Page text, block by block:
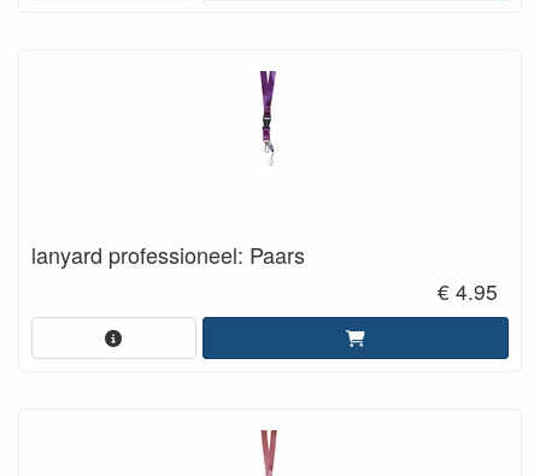
lanyard professioneel: Paars
€ 4.95